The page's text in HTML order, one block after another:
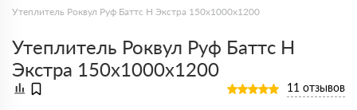
Утеплитель Роквул Руф Баттс Н Экстра 150х1000х1200
Утеплитель Роквул Руф Баттс Н
Экстра 150х1000х1200
11 отзывов